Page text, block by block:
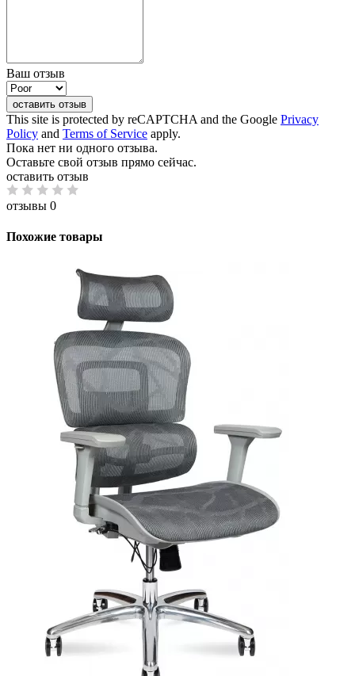
Ваш отзыв
оставить отзыв
This site is protected by reCAPTCHA and the Google Privacy
Policy and Terms of Service apply.
Пока нет ни одного отзыва.
Оставьте свой отзыв прямо сейчас.
оставить отзыв
отзывы 0
Похожие товары